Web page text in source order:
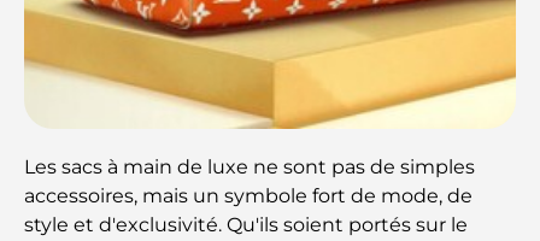
Les sacs à main de luxe ne sont pas de simples
accessoires, mais un symbole fort de mode, de
style et d'exclusivité. Qu'ils soient portés sur le